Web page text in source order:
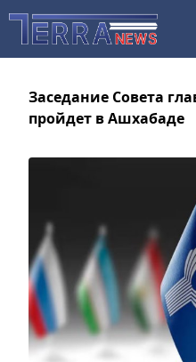
Заседание Совета
пройдет в Ашхабаде